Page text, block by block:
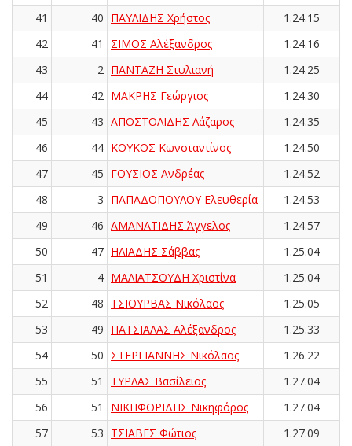
41 40 ΠΑΥΛΙΔΗΣ Χρήστος
1.24.15
42
41 ΣΙΜΟΣ Αλέξανδρος
1.24.16
43
2 ΠΑΝΤΑΖΗ Στυλιανή
1.24.25
44
42 ΜΑΚΡΗΣ Γεώργιος
1.24.30
45
43 ΑΠΟΣΤΟΛΙΔΗΣ Λάζαρος
1.24.35
46
44 ΚΟΥΚΟΣ Κωνσταντίνος
1.24.50
47
45 ΓΟΥΣΙΟΣ Ανδρέας
1.24.52
48
3 ΠΑΠΑΔΟΠΟΥΛΟΥ Ελευθερία
1.24.53
49
46 ΑΜΑΝΑΤΙΔΗΣ Άγγελος
1.24.57
50
47 ΗΛΙΑΔΗΣ Σάββας
1.25.04
51
4 ΜΑΛΙΑΤΣΟΥΔΗ Χριστίνα
1.25.04
52
48 ΤΣΙΟΥΡΒΑΣ Νικόλαος
1.25.05
53
49 ΠΑΤΣΙΑΛΑΣ Αλέξανδρος
1.25.33
54
50 ΣΤΕΡΓΙΑΝΝΗΣ Νικόλαος
1.26.22
55
51 ΤΥΡΛΑΣ Βασίλειος
1.27.04
56
51 ΝΙΚΗΦΟΡΙΔΗΣ Νικηφόρος
1.27.04
57
53 ΤΣΙΑΒΕΣ Φώτιος
1.27.09